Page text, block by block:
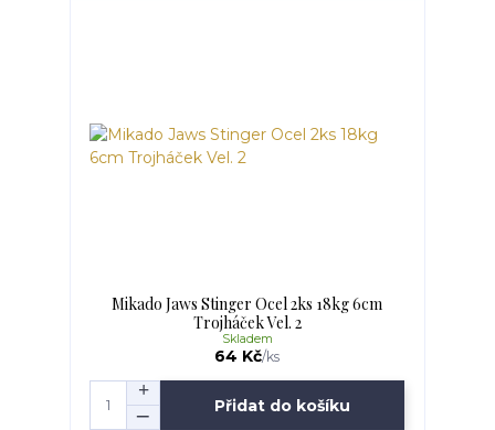
Mikado Jaws Stinger Ocel 2ks 18kg 6cm
Trojháček Vel. 2
64 Kč/ks
Skladem
Přidat do košíku